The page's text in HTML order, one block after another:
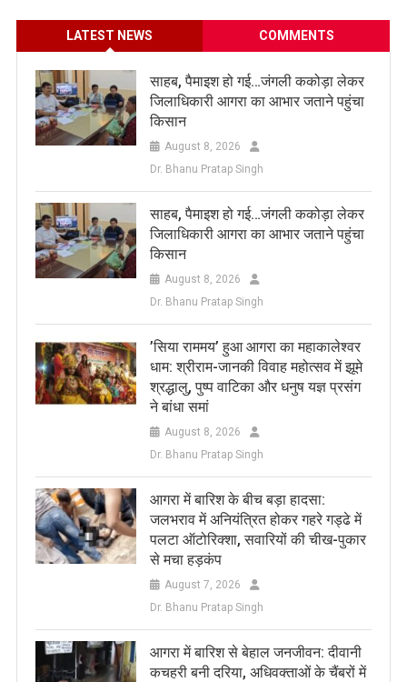
LATEST NEWS COMMENTS
साहब, पैमाइश हो गई…जंगली ककोड़ा लेकर
जिलाधिकारी आगरा का आभार जताने पहुंचा
किसान
August 8, 2026
Dr. Bhanu Pratap Singh
साहब, पैमाइश हो गई…जंगली ककोड़ा लेकर
जिलाधिकारी आगरा का आभार जताने पहुंचा
किसान
August 8, 2026
Dr. Bhanu Pratap Singh
​’सिया राममय’ हुआ आगरा का महाकालेश्वर
धाम: श्रीराम-जानकी विवाह महोत्सव में झूमे
श्रद्धालु, पुष्प वाटिका और धनुष यज्ञ प्रसंग
ने बांधा समां
August 8, 2026
Dr. Bhanu Pratap Singh
आगरा में बारिश के बीच बड़ा हादसा:
जलभराव में अनियंत्रित होकर गहरे गड्ढे में
पलटा ऑटोरिक्शा, सवारियों की चीख-पुकार
से मचा हड़कंप
August 7, 2026
Dr. Bhanu Pratap Singh
आगरा में बारिश से बेहाल जनजीवन: दीवानी
कचहरी बनी दरिया, अधिवक्ताओं के चैंबरों में